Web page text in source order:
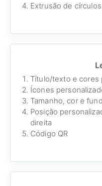
Extrusão de círculos
Título/texto e cores
Ícones
Tamanho, cor e
Posição
direita
Código QR